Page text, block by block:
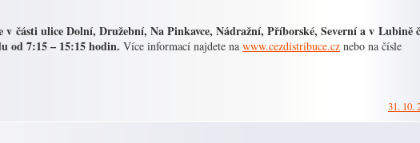
části ulice Dolní, Družební, Na Pinkavce, Nádražní, Příborské, Severní a v Lubině
od 7:15 – 15:15 hodin. Více informací najdete na www.cezdistribuce.cz nebo na čísle
31. 10.